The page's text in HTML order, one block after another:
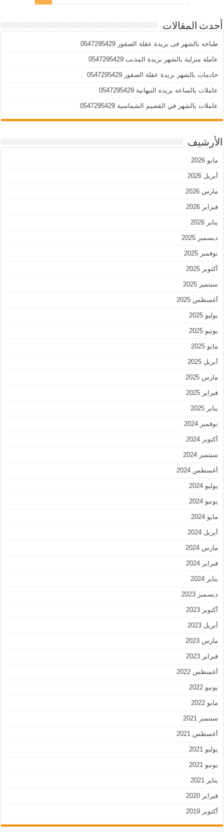
أحدث المقالات
طباخه بالشهر فى بريدة عقلة الصقور 0547295429
عاملة منزلية بالشهر بريدة المذنب 0547295429
خادمات بالشهر بريدة عقلة الصقور 0547295429
عاملات بالساعه بريده النبهانية 0547295429
عاملات بالشهر في القصيم الشماسية 0547295429
الأرشيف
مايو 2026
أبريل 2026
مارس 2026
فبراير 2026
يناير 2026
ديسمبر 2025
نوفمبر 2025
أكتوبر 2025
سبتمبر 2025
أغسطس 2025
يوليو 2025
يونيو 2025
مايو 2025
أبريل 2025
مارس 2025
فبراير 2025
يناير 2025
نوفمبر 2024
أكتوبر 2024
سبتمبر 2024
أغسطس 2024
يوليو 2024
يونيو 2024
مايو 2024
أبريل 2024
مارس 2024
فبراير 2024
يناير 2024
ديسمبر 2023
أكتوبر 2023
أبريل 2023
مارس 2023
فبراير 2023
أغسطس 2022
يونيو 2022
مايو 2022
سبتمبر 2021
أغسطس 2021
يوليو 2021
يونيو 2021
يناير 2021
فبراير 2020
أكتوبر 2019